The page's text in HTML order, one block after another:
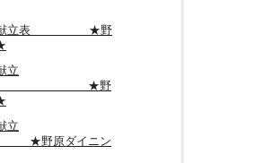
の献立表 ★野
立
★野
立
ダイニン